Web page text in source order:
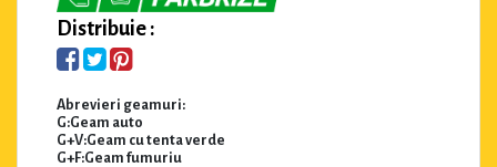
Distribuie :
Abrevieri geamuri:
G:Geam auto
G+V:Geam cu tenta verde
G+F:Geam fumuriu